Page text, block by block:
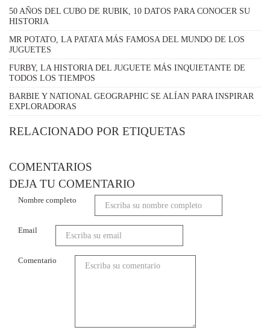
50 AÑOS DEL CUBO DE RUBIK, 10 DATOS PARA CONOCER SU
HISTORIA
MR POTATO, LA PATATA MÁS FAMOSA DEL MUNDO DE LOS
JUGUETES
FURBY, LA HISTORIA DEL JUGUETE MÁS INQUIETANTE DE
TODOS LOS TIEMPOS
BARBIE Y NATIONAL GEOGRAPHIC SE ALÍAN PARA INSPIRAR
EXPLORADORAS
RELACIONADO POR ETIQUETAS
COMENTARIOS
DEJA TU COMENTARIO
Nombre completo
Email
Comentario